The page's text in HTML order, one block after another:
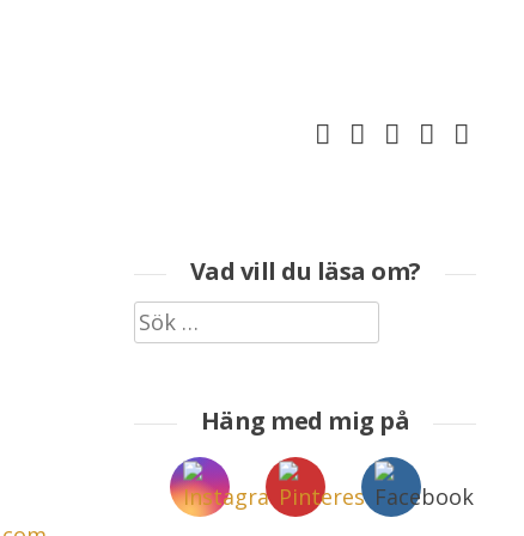
Vad vill du läsa om?
Sök
efter:
Häng med mig på